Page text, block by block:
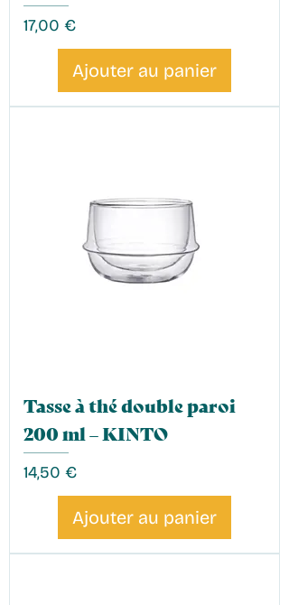
Prix
17,00 €
Ajouter au panier
Tasse à thé double paroi
200 ml – KINTO
Prix
14,50 €
Ajouter au panier